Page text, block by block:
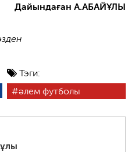
Тэги:
әлем футболы
Дайындаған А.АБАЙҰЛЫ